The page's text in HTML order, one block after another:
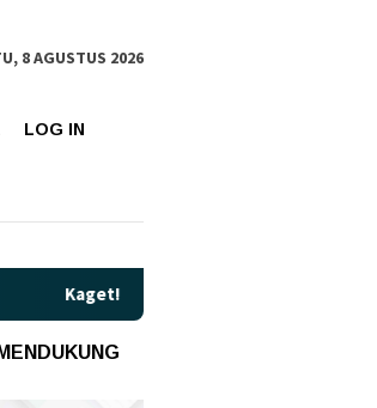
8 AGUSTUS 2026
LOG IN
Pertamax di Kalteng Resmi Naik Jadi